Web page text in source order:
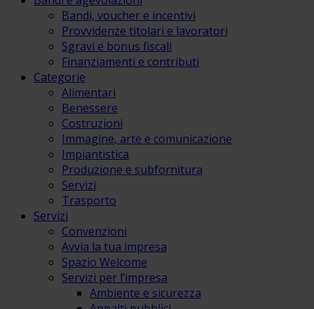
Bandi, voucher e incentivi
Provvidenze titolari e lavoratori
Sgravi e bonus fiscali
Finanziamenti e contributi
Categorie
Alimentari
Benessere
Costruzioni
Immagine, arte e comunicazione
Impiantistica
Produzione e subfornitura
Servizi
Trasporto
Servizi
Convenzioni
Avvia la tua impresa
Spazio Welcome
Servizi per l’impresa
Ambiente e sicurezza